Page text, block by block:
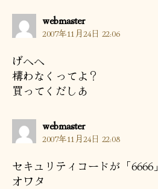
webmasterの
発
言:
2007年11月24日 22:06
げへへ
構わなくってよ？
買ってくだしあ
webmasterの
発
言:
2007年11月24日 22:08
セキュリティコードが「6666」
オワタ